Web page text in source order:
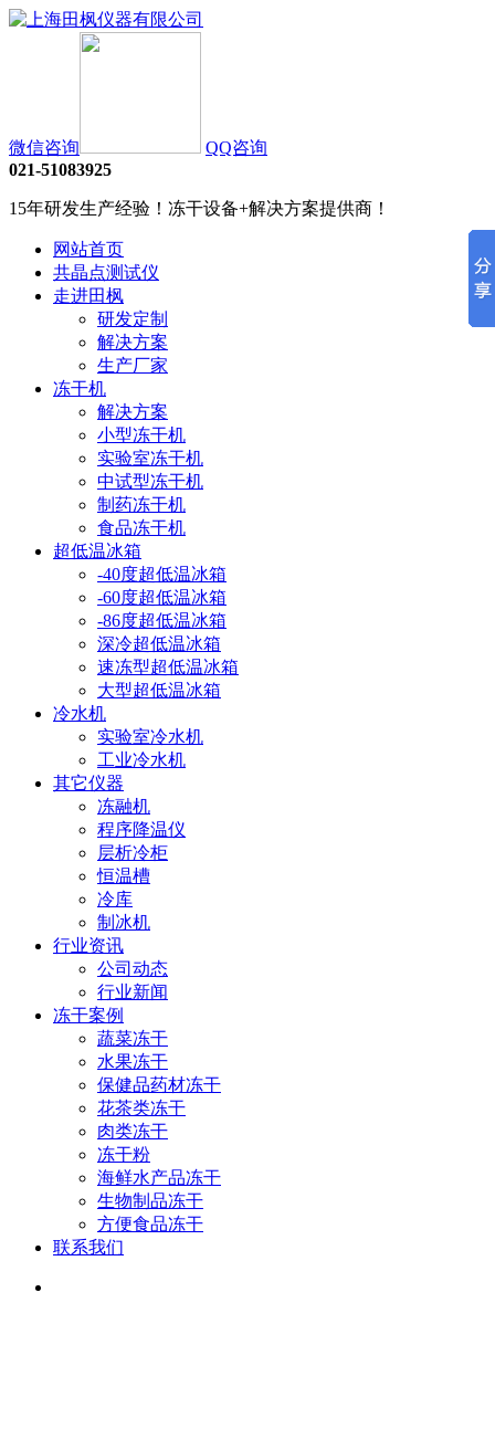
微信咨询
QQ咨询
021-51083925
15年研发生产经验！冻干设备+解决方案提供商！
网站首页
共晶点测试仪
走进田枫
研发定制
解决方案
生产厂家
冻干机
解决方案
小型冻干机
实验室冻干机
中试型冻干机
制药冻干机
食品冻干机
超低温冰箱
-40度超低温冰箱
-60度超低温冰箱
-86度超低温冰箱
深冷超低温冰箱
速冻型超低温冰箱
大型超低温冰箱
冷水机
实验室冷水机
工业冷水机
其它仪器
冻融机
程序降温仪
层析冷柜
恒温槽
冷库
制冰机
行业资讯
公司动态
行业新闻
冻干案例
蔬菜冻干
水果冻干
保健品药材冻干
花茶类冻干
肉类冻干
冻干粉
海鲜水产品冻干
生物制品冻干
方便食品冻干
联系我们